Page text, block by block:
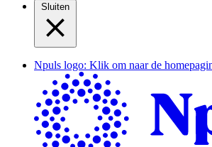
Sluiten
Npuls logo: Klik om naar de